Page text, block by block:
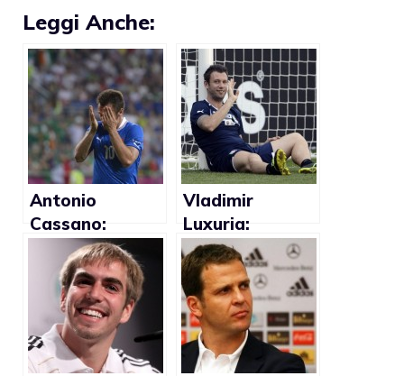
Leggi Anche:
Antonio
Cassano:
“Capita la
differenza tra
frocio e gay”
Vladimir
Luxuria:
“Cassano
dovrebbe
imparare ad
attaccare sul
campo e un po’
meno i gay”